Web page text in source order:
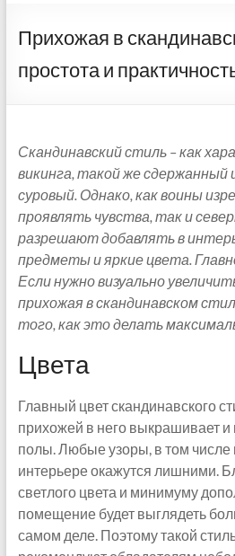
Прихожая в
простота и
Скандинавский стиль – как
викинга, такой же сдержанный
суровый. Однако, как воины
проявлять чувства, так и
разрешают добавлять в
предметы и яркие цвета.
Если нужно визуально
прихожая в скандинавском
того, как это делать
Цвета
Главный цвет скандинавского
прихожей в него выкрашивает и
полы. Любые узоры, в том числе
интерьере окажутся лишними.
светлого цвета и минимуму
помещение будет выглядеть
самом деле. Поэтому такой